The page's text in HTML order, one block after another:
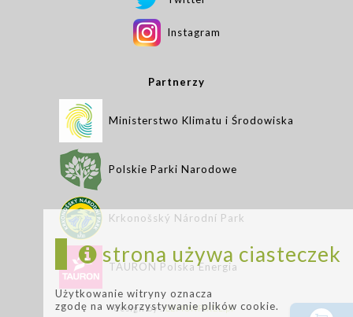
Instagram
Partnerzy
Ministerstwo Klimatu i Środowiska
Polskie Parki Narodowe
Krkonošský Národní Park
TAURON Polska Energia
design by :LEMONPIXEL.pl
strona używa ciasteczek
Użytkowanie witryny oznacza
zgodę na wykorzystywanie plików cookie.